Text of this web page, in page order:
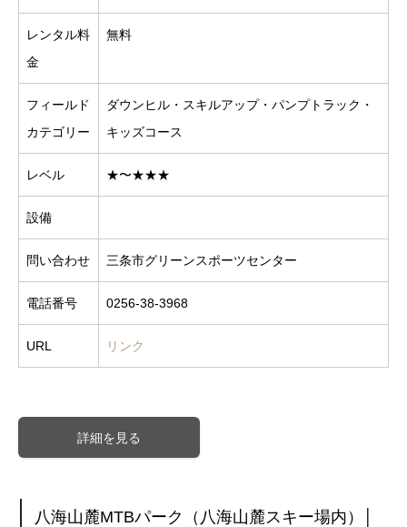
レンタル料
金
無料
フィールド
カテゴリー
ダウンヒル・スキルアップ・パンプトラック・
キッズコース
レベル ★〜★★★
設備
問い合わせ 三条市グリーンスポーツセンター
電話番号 0256-38-3968
URL リンク
詳細を見る
八海山麓MTBパーク（八海山麓スキー場内）│